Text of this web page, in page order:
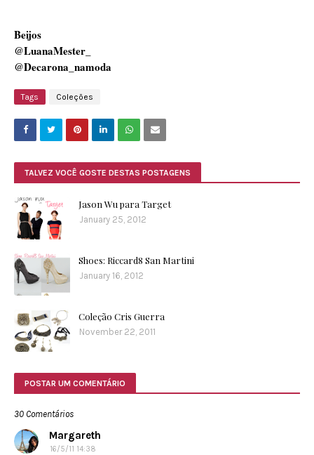
Beijos
@LuanaMester_
@Decarona_namoda
Tags Coleções
TALVEZ VOCÊ GOSTE DESTAS POSTAGENS
Jason Wu para Target
January 25, 2012
Shoes: Riccard8 San Martini
January 16, 2012
Coleção Cris Guerra
November 22, 2011
POSTAR UM COMENTÁRIO
30 Comentários
Margareth
16/5/11 14:38